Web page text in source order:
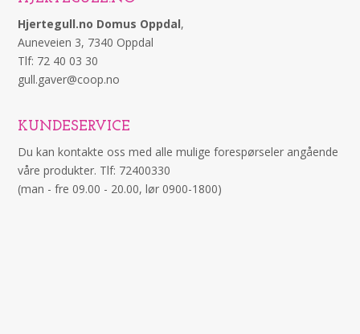
Hjertegull.no Domus Oppdal,
Auneveien 3, 7340 Oppdal
Tlf: 72 40 03 30
gull.gaver@coop.no
KUNDESERVICE
Du kan kontakte oss med alle mulige forespørseler angående
våre produkter. Tlf: 72400330
(man - fre 09.00 - 20.00, lør 0900-1800)